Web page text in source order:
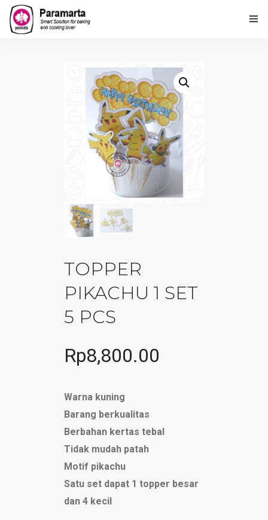
PARAMARTA Loyalty Point
Lembaga Kursus Paramarta
Ulasan Kami
TOPPER
PIKACHU 1 SET
5 PCS
Rp8,800.00
Warna kuning
Barang berkualitas
Berbahan kertas tebal
Tidak mudah patah
Motif pikachu
Satu set dapat 1 topper besar
dan 4 kecil